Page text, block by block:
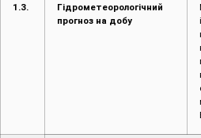
1.3.
Гідрометеорологічний
прогноз на добу